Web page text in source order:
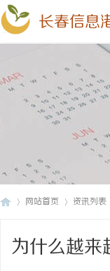
长春信息
网站首页 资讯列表
为什么越来